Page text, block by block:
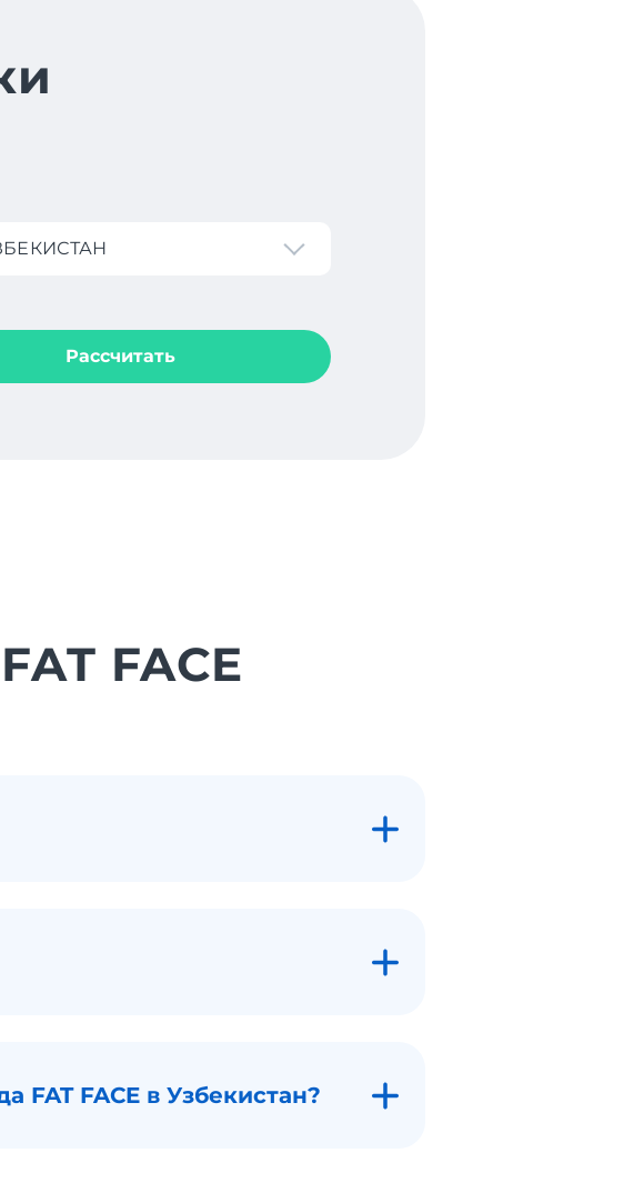
Рассчитать
FACE
FAT FACE в Узбекистан?